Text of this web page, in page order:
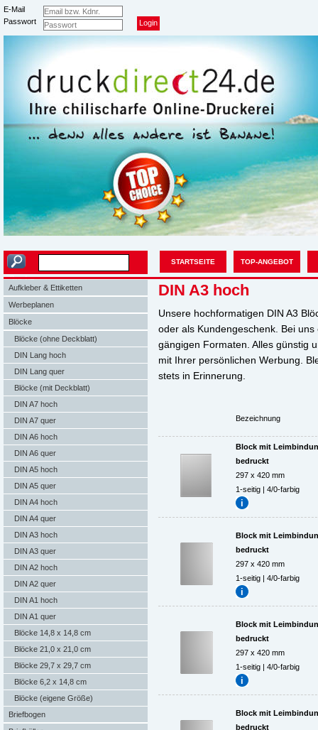
E-Mail
Passwort
Suche
STARTSEITE TOP-ANGEBOT
Aufkleber & Ettiketten
Werbeplanen
Blöcke
Blöcke (ohne Deckblatt)
DIN Lang hoch
DIN Lang quer
Blöcke (mit Deckblatt)
DIN A7 hoch
DIN A7 quer
DIN A6 hoch
DIN A6 quer
DIN A5 hoch
DIN A5 quer
DIN A4 hoch
DIN A4 quer
DIN A3 hoch
DIN A3 quer
DIN A2 hoch
DIN A2 quer
DIN A1 hoch
DIN A1 quer
Blöcke 14,8 x 14,8 cm
Blöcke 21,0 x 21,0 cm
Blöcke 29,7 x 29,7 cm
Blöcke 6,2 x 14,8 cm
Blöcke (eigene Größe)
Briefbogen
DIN A3 hoch
Unsere hochformatigen DIN A3
oder als Kundengeschenk. Bei
gängigen Formaten. Alles günstig
mit Ihrer persönlichen Werbung.
stets in Erinnerung.
Bezeichnung
Block mit
bedruckt
297 x 420 mm
1-seitig | 4/0-farbig
Block mit
bedruckt
297 x 420 mm
1-seitig | 4/0-farbig
Block mit
bedruckt
297 x 420 mm
1-seitig | 4/0-farbig
Block mit
bedruckt